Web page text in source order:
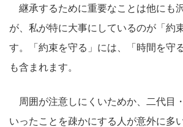
継承するために重要なことは他にも
が、私が特に大事にしているのが「約
す。「約束を守る」には、「時間を守
も含まれます。
周囲が注意しにくいためか、二代目
いったことを疎かにする人が意外に多